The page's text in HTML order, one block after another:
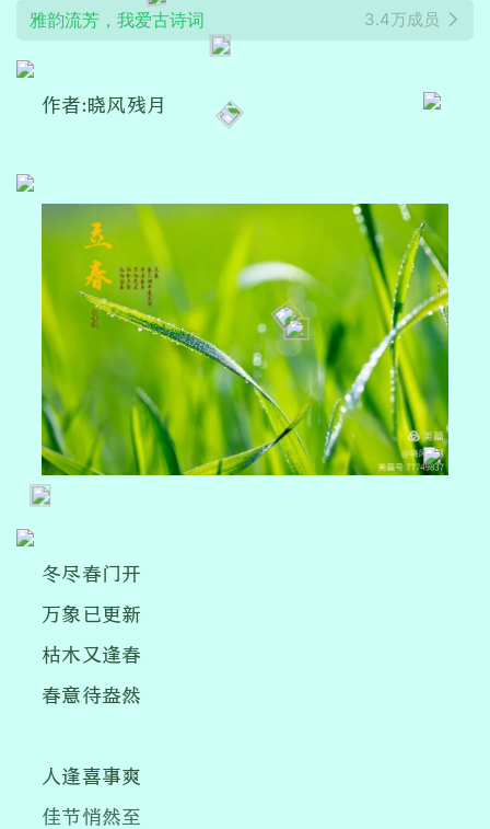
雅韵流芳，我爱古诗词 3.4万成员
作者:晓风残月
冬尽春门开
万象已更新
枯木又逢春
春意待盎然
人逢喜事爽
佳节悄然至